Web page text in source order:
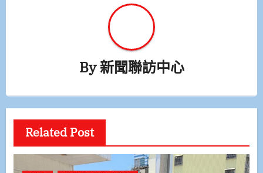
By新聞聯訪中心
Related Post